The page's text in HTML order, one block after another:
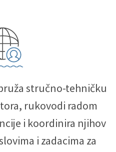
stručno-tehničku
rukovodi radom
i koordinira njihov
i zadacima za